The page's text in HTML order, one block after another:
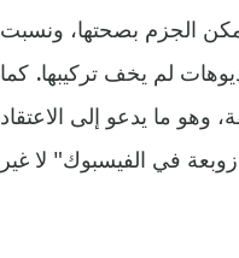
الجزم بصحتها، ونسبت
لم يخف تركيبها. كما
وهو ما يدعو إلى الاعتقاد